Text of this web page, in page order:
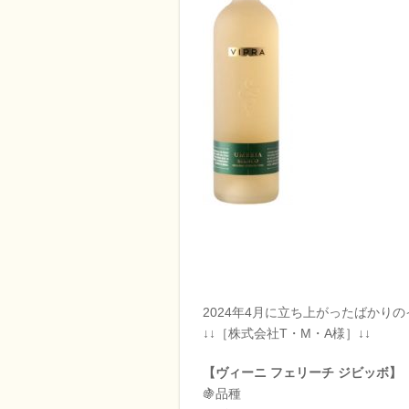
2024年4月に立ち上がったばかり
↓↓［株式会社T・M・A様］↓↓
【ヴィーニ フェリーチ ジビッボ】
🍇品種